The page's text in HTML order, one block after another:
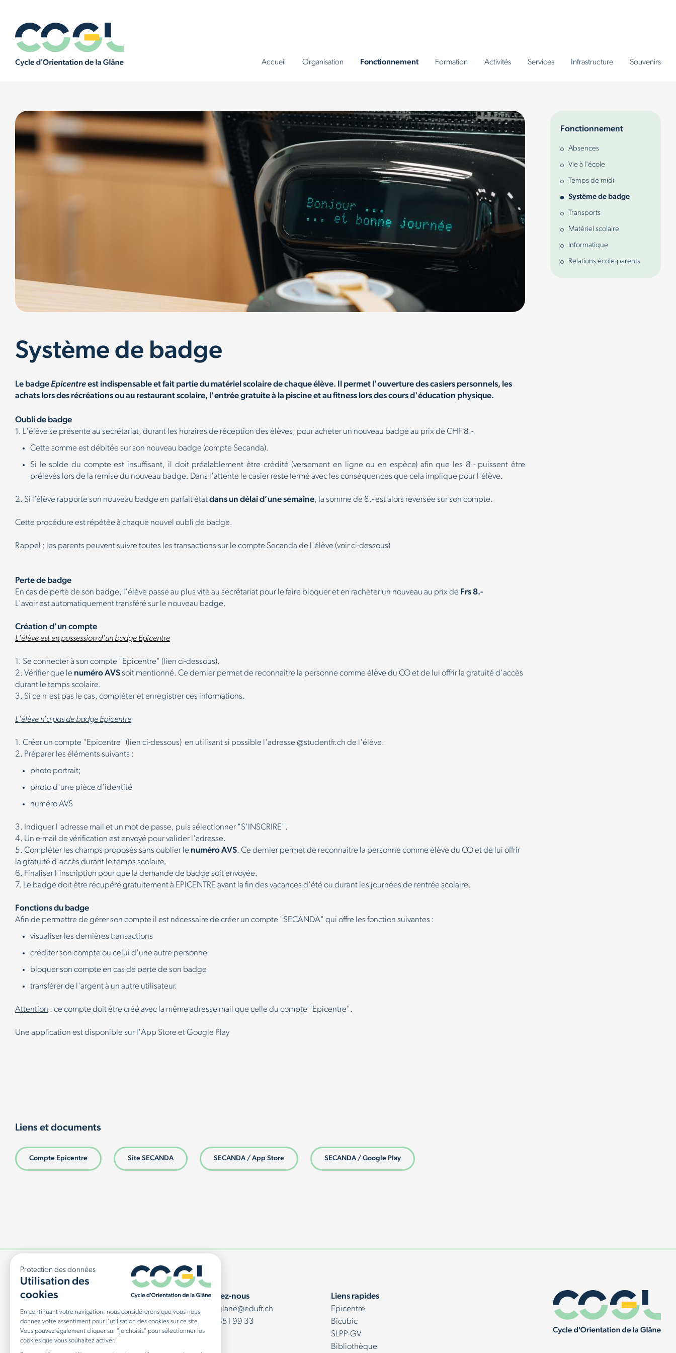
Accueil Organisation Fonctionnement Formation Activités Services Infrastructure Souvenirs
Système de badge
Le badgeEpicentreest indispensable et fait partie du matériel scolaire de chaque élève. Il permet l'ouverture des casiers personnels, les
achats lors des récréations ou au restaurant scolaire, l'entrée gratuite à la piscine et au fitness lors des cours d'éducation physique.
Oubli de badge
1. L'élève se présente au secrétariat, durant les horaires de réception des élèves, pour acheter un nouveau badge au prix de CHF 8.-
Cette somme est débitée sur son nouveau badge (compte Secanda).
Si le solde du compte est insuffisant, il doit préalablement être crédité (versement en ligne ou en espèce) afin que les 8.- puissent être
prélevés lors de la remise du nouveau badge. Dans l'attente le casier reste fermé avec les conséquences que cela implique pour l'élève.
2. Si l’élève rapporte son nouveau badge en parfait étatdans un délai d’une semaine, la somme de 8.- est alors reversée sur son compte.
Cette procédure est répétée à chaque nouvel oubli de badge.
Rappel : les parents peuvent suivre toutes les transactions sur le compte Secanda de l'élève (voir ci-dessous)
Perte de badge
En cas de perte de son badge, l'élève passe au plus vite au secrétariat pour le faire bloquer et en racheter un nouveau au prix de Frs 8.-
L'avoir est automatiquement transféré sur le nouveau badge.
Création d'un compte
L'élève est en possession d'un badge Epicentre
1. Se connecter à son compte "Epicentre" (lien ci-dessous).
2. Vérifier que le numéro AVSsoit mentionné. Ce dernier permet de reconnaître la personne comme élève du CO et de lui offrir la gratuité d'accès
durant le temps scolaire.
3. Si ce n'est pas le cas, compléter et enregistrer ces informations.
L'élève n'a pas de badge Epicentre
1. Créer un compte "Epicentre" (lien ci-dessous) en utilisant si possible l'adresse @studentfr.ch de l'élève.
2. Préparer les éléments suivants :
photo portrait;
photo d'une pièce d'identité
numéro AVS
3. Indiquer l'adresse mail et un mot de passe, puis sélectionner "S'INSCRIRE".
4. Un e-mail de vérification est envoyé pour valider l'adresse.
5. Compléter les champs proposés sans oublier le numéro AVS. Ce dernier permet de reconnaître la personne comme élève du CO et de lui offrir
la gratuité d'accès durant le temps scolaire.
6. Finaliser l'inscription pour que la demande de badge soit envoyée.
7. Le badge doit être récupéré gratuitement à EPICENTRE avant la fin des vacances d'été ou durant les journées de rentrée scolaire.
Fonctions du badge
Afin de permettre de gérer son compte il est nécessaire de créer un compte "SECANDA" qui offre les fonction suivantes :
visualiser les dernières transactions
créditer son compte ou celui d'une autre personne
bloquer son compte en cas de perte de son badge
transférer de l'argent à un autre utilisateur.
Attention : ce compte doit être créé avec la même adresse mail que celle du compte "Epicentre".
Une application est disponible sur l'App Store et Google Play
Liens et documents
Compte Epicentre Site SECANDA SECANDA / App Store SECANDA / Google Play
Fonctionnement
Absences
Vie à l'école
Temps de midi
Système de badge
Transports
Matériel scolaire
Informatique
Relations école-parents
Cycle d'Orientation de la Glâne
Rte d'Arruffens 17
1680 Romont
Contactez-nous
secr.co.glane@edufr.ch
+41 26 651 99 33
Liens rapides
Epicentre
Bicubic
SLPP-GV
Bibliothèque